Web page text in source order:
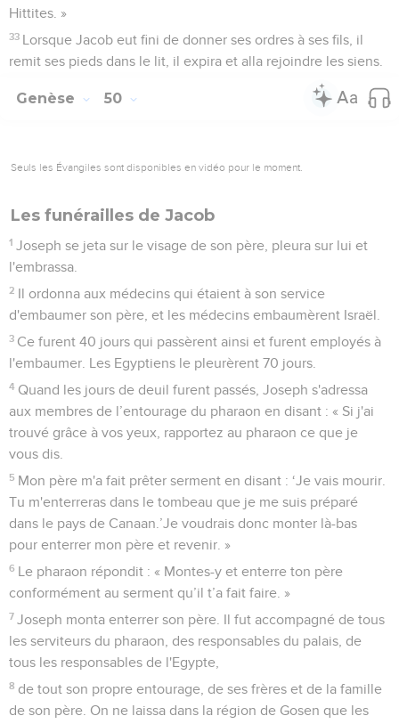
Hittites. »
33 Lorsque Jacob eut fini de donner ses ordres à ses fils, il
remit ses pieds dans le lit, il expira et alla rejoindre les siens.
Genèse 50
Seuls les Évangiles sont disponibles en vidéo pour le moment.
Les funérailles de Jacob
1 Joseph se jeta sur le visage de son père, pleura sur lui et
l'embrassa.
2 Il ordonna aux médecins qui étaient à son service
d'embaumer son père, et les médecins embaumèrent Israël.
3 Ce furent 40 jours qui passèrent ainsi et furent employés à
l'embaumer. Les Egyptiens le pleurèrent 70 jours.
4 Quand les jours de deuil furent passés, Joseph s'adressa
aux membres de l’entourage du pharaon en disant : « Si j'ai
trouvé grâce à vos yeux, rapportez au pharaon ce que je
vous dis.
5 Mon père m'a fait prêter serment en disant : ‘Je vais mourir.
Tu m'enterreras dans le tombeau que je me suis préparé
dans le pays de Canaan.’Je voudrais donc monter là-bas
pour enterrer mon père et revenir. »
6 Le pharaon répondit : « Montes-y et enterre ton père
conformément au serment qu’il t’a fait faire. »
7 Joseph monta enterrer son père. Il fut accompagné de tous
les serviteurs du pharaon, des responsables du palais, de
tous les responsables de l'Egypte,
8 de tout son propre entourage, de ses frères et de la famille
de son père. On ne laissa dans la région de Gosen que les